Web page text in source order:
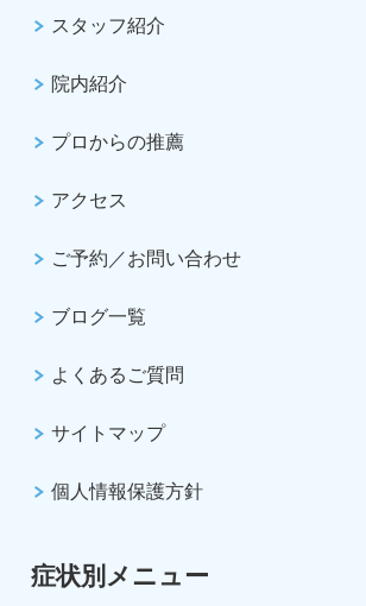
スタッフ紹介
院内紹介
プロからの推薦
アクセス
ご予約／お問い合わせ
ブログ一覧
よくあるご質問
サイトマップ
個人情報保護方針
症状別メニュー